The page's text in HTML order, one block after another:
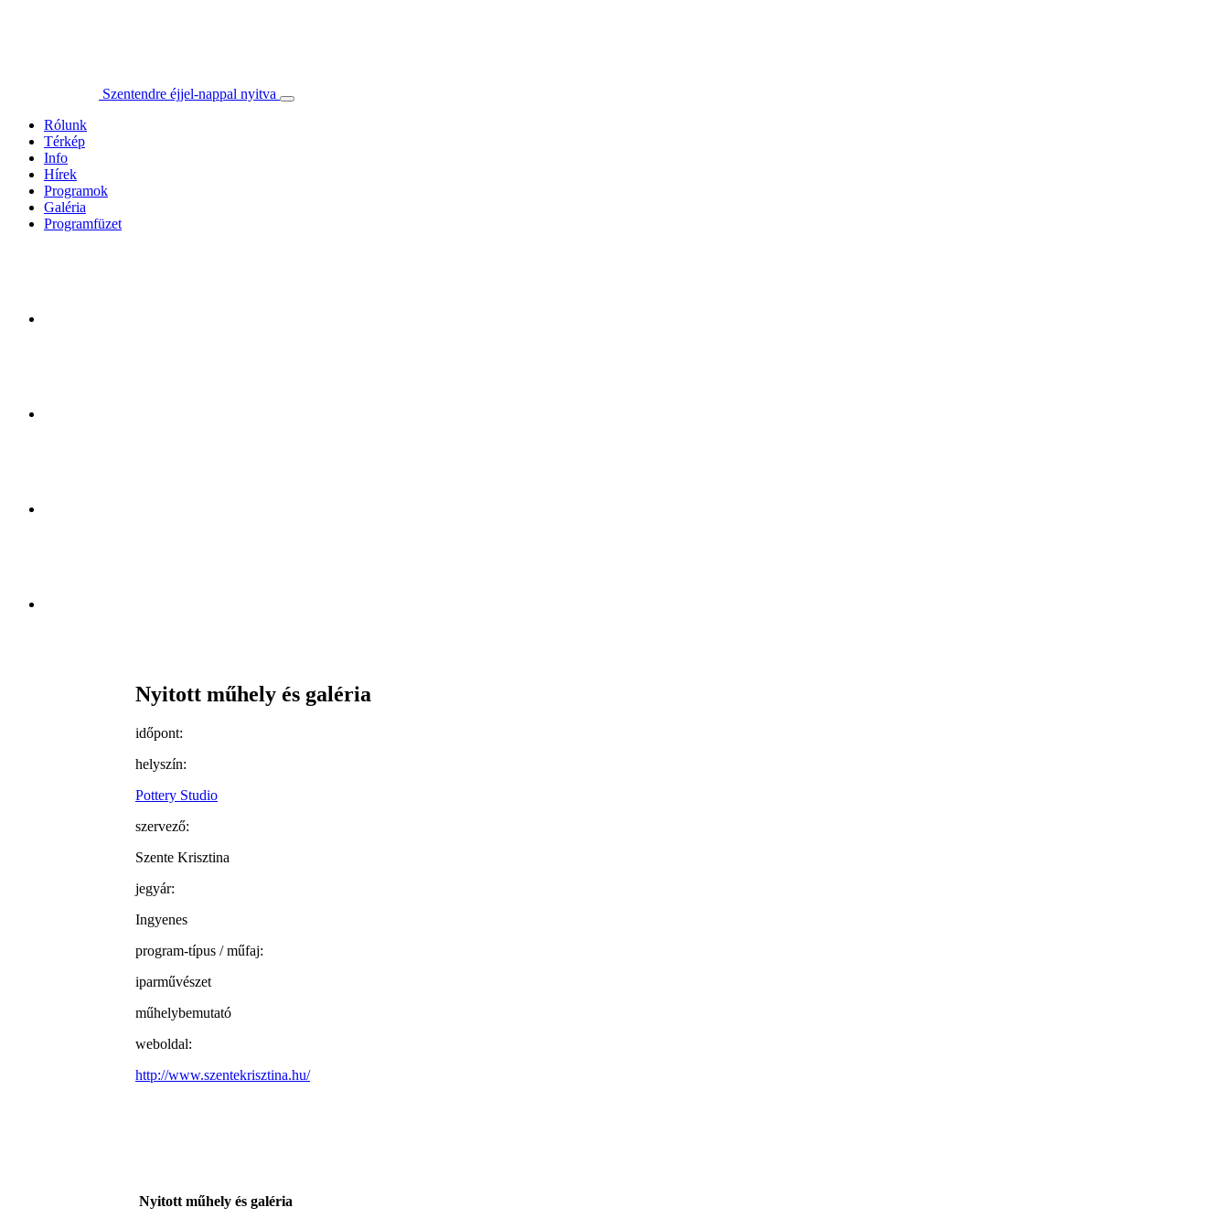
Szentendre éjjel-nappal nyitva
Rólunk
Térkép
Info
Hírek
Programok
Galéria
Programfüzet
Nyitott műhely és galéria
időpont:
helyszín:
Pottery Studio
szervező:
Szente Krisztina
jegyár:
Ingyenes
program-típus / műfaj:
iparművészet
műhelybemutató
weboldal:
http://www.szentekrisztina.hu/
Nyitott műhely és galéria